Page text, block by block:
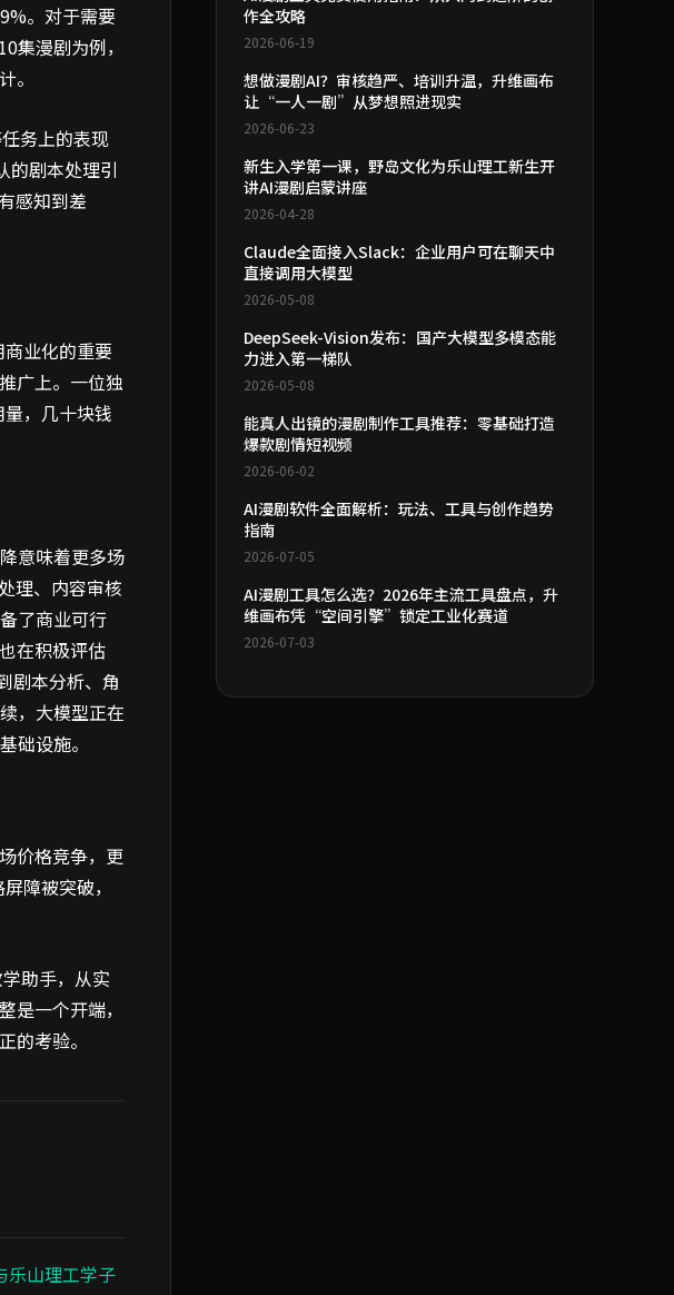
。对于需要
集漫剧为例，
。
务上的表现
的剧本处理引
感知到差
业化的重要
广上。一位独
，几十块钱
意味着更多场
理、内容审核
了商业可行
在积极评估
剧本分析、角
，大模型正在
设施。
价格竞争，更
障被突破，
助手，从实
一个开端，
的考验。
乐山理工学子
作全攻略
2026-06-19
想做漫剧AI？审核趋严、培训升温，升维画布
让“一人一剧”从梦想照进现实
2026-06-23
新生入学第一课，野岛文化为乐山理工新生开
讲AI漫剧启蒙讲座
2026-04-28
Claude全面接入Slack：企业用户可在聊天中
直接调用大模型
2026-05-08
DeepSeek-Vision发布：国产大模型多模态能
力进入第一梯队
2026-05-08
能真人出镜的漫剧制作工具推荐：零基础打造
爆款剧情短视频
2026-06-02
AI漫剧软件全面解析：玩法、工具与创作趋势
指南
2026-07-05
AI漫剧工具怎么选？2026年主流工具盘点，升
维画布凭“空间引擎”锁定工业化赛道
2026-07-03